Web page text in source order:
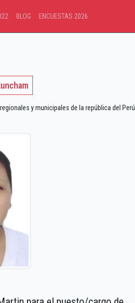
BLOG ENCUESTAS 2026
y municipales de la república del Perú